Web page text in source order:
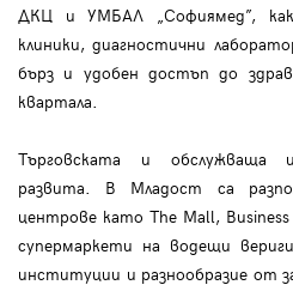
ДКЦ и УМБАЛ „Софиямед”,
клиники, диагностични
бърз и удобен достъп до
квартала.
Търговската и обслужваща
развита. В Младост са
центрове като The Mall,
супермаркети на водещи
институции и разнообразие от